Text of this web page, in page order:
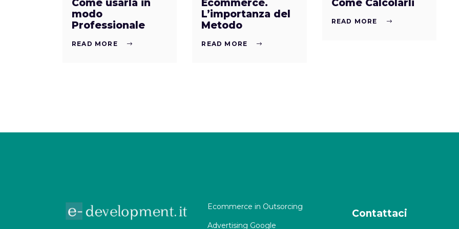
Come usarla in
modo
Professionale
READ MORE
Ecommerce.
L’importanza del
Metodo
READ MORE
Come Calcolarli
READ MORE
Ecommerce in Outsorcing
Advertising Google
Contattaci